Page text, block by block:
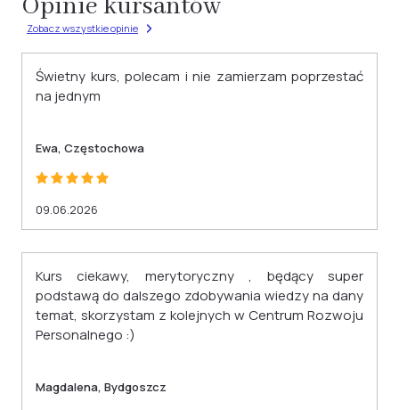
etapie kursu. Wszystkie materiały, testy,
dostosowana do Twoich preferencji.
materiału. To nie tylko wizualny symbol
osiągnięć, ale także cenny atut wzbogacający
zaświadczenie wydane na podstawie § 23 ust.
4 rozporządzenia Ministra Edukacji i Nauki z
kształcenia ustawicznego w formach
pozaszkolnych (Dz. U. z 2023 r. poz. 2175).
Opinie kursantów
Zobacz wszystkie opinie
Świetny kurs, polecam i nie zamierzam poprzestać
na jednym
Ewa, Częstochowa
09.06.2026
Kurs ciekawy, merytoryczny , będący super
podstawą do dalszego zdobywania wiedzy na dany
temat, skorzystam z kolejnych w Centrum Rozwoju
Personalnego :)
Magdalena, Bydgoszcz